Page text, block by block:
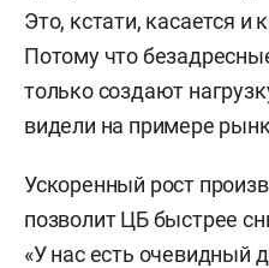
Это, кстати, касается
Потому что
только создают
видели на примере
Ускоренный рост
позволит ЦБ быстрее
«У нас есть очевидный